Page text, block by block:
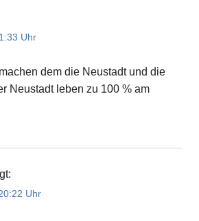
Uhr
dem die Neustadt und die
Neustadt leben zu 100 % am
Uhr